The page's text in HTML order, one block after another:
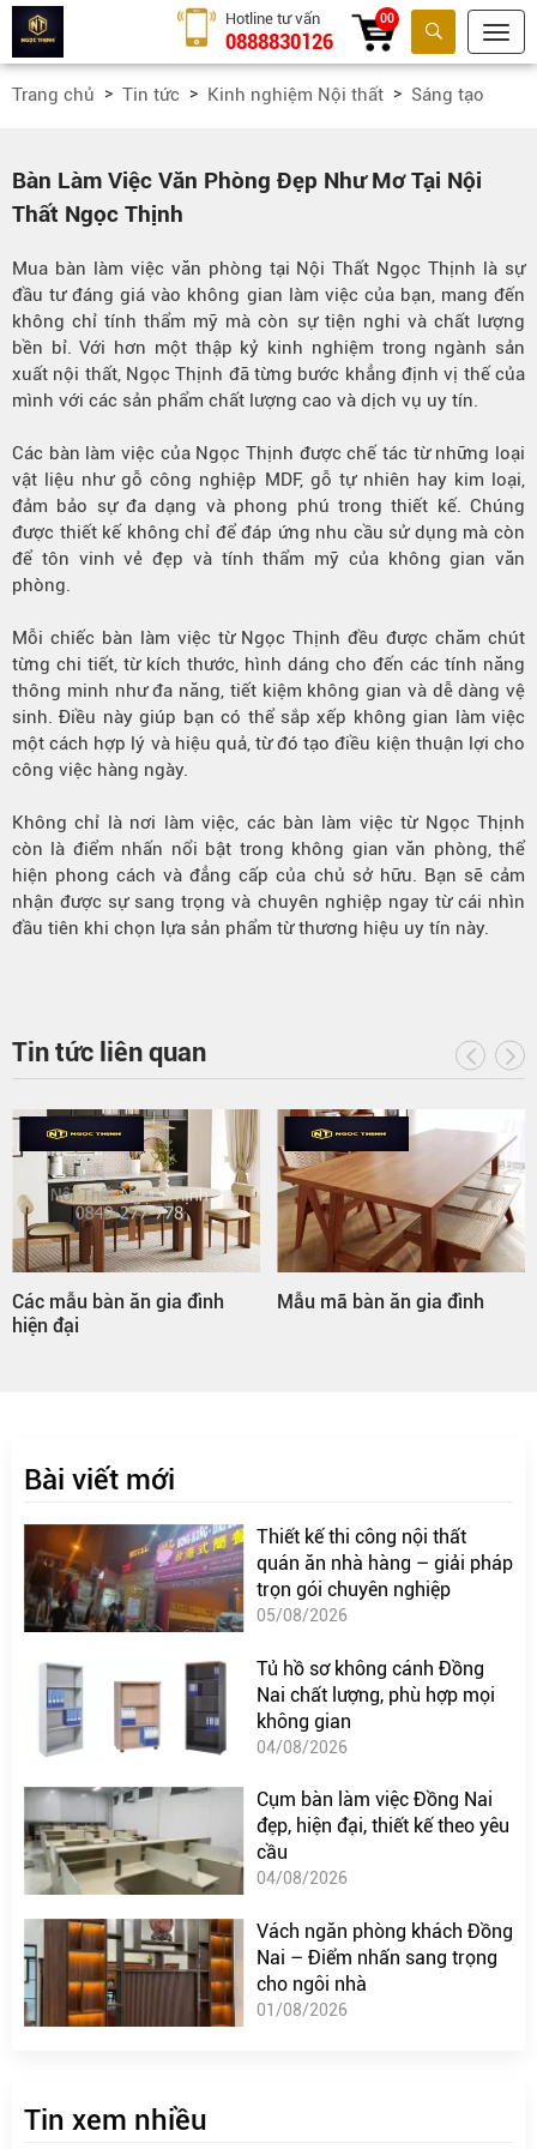
Tìm kiếm
Hotline tư vấn
0888830126
00
Trang chủ Tin tức Kinh nghiệm Nội thất Sáng tạo
Bàn Làm Việc Văn Phòng Đẹp Như Mơ Tại Nội
Thất Ngọc Thịnh
Mua bàn làm việc văn phòng tại Nội Thất Ngọc Thịnh là sự
đầu tư đáng giá vào không gian làm việc của bạn, mang đến
không chỉ tính thẩm mỹ mà còn sự tiện nghi và chất lượng
bền bỉ. Với hơn một thập kỷ kinh nghiệm trong ngành sản
xuất nội thất, Ngọc Thịnh đã từng bước khẳng định vị thế của
mình với các sản phẩm chất lượng cao và dịch vụ uy tín.
Các bàn làm việc của Ngọc Thịnh được chế tác từ những loại
vật liệu như gỗ công nghiệp MDF, gỗ tự nhiên hay kim loại,
đảm bảo sự đa dạng và phong phú trong thiết kế. Chúng
được thiết kế không chỉ để đáp ứng nhu cầu sử dụng mà còn
để tôn vinh vẻ đẹp và tính thẩm mỹ của không gian văn
phòng.
Mỗi chiếc bàn làm việc từ Ngọc Thịnh đều được chăm chút
từng chi tiết, từ kích thước, hình dáng cho đến các tính năng
thông minh như đa năng, tiết kiệm không gian và dễ dàng vệ
sinh. Điều này giúp bạn có thể sắp xếp không gian làm việc
một cách hợp lý và hiệu quả, từ đó tạo điều kiện thuận lợi cho
công việc hàng ngày.
Không chỉ là nơi làm việc, các bàn làm việc từ Ngọc Thịnh
còn là điểm nhấn nổi bật trong không gian văn phòng, thể
hiện phong cách và đẳng cấp của chủ sở hữu. Bạn sẽ cảm
nhận được sự sang trọng và chuyên nghiệp ngay từ cái nhìn
đầu tiên khi chọn lựa sản phẩm từ thương hiệu uy tín này.
Tin tức liên quan
Các mẫu bàn ăn gia đình
hiện đại
Mẫu mã bàn ăn gia đình
Bài viết mới
Thiết kế thi công nội thất
quán ăn nhà hàng – giải pháp
trọn gói chuyên nghiệp
05/08/2026
Tủ hồ sơ không cánh Đồng
Nai chất lượng, phù hợp mọi
không gian
04/08/2026
Cụm bàn làm việc Đồng Nai
đẹp, hiện đại, thiết kế theo yêu
cầu
04/08/2026
Vách ngăn phòng khách Đồng
Nai – Điểm nhấn sang trọng
cho ngôi nhà
01/08/2026
Tin xem nhiều